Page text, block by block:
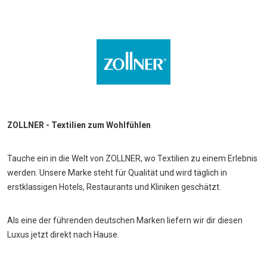
ZOLLNER - Textilien zum Wohlfühlen
Tauche ein in die Welt von ZOLLNER, wo Textilien zu einem Erlebnis
werden. Unsere Marke steht für Qualität und wird täglich in
erstklassigen Hotels, Restaurants und Kliniken geschätzt.
Als eine der führenden deutschen Marken liefern wir dir diesen
Luxus jetzt direkt nach Hause.